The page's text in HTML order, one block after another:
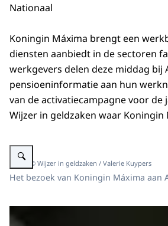
Nationaal
Koningin Máxima brengt een
diensten aanbiedt in de sectoren
werkgevers delen deze middag
pensioeninformatie aan hun
van de activatiecampagne voor
Wijzer in geldzaken waar
Vergroot afbeelding Koningin Máxima
Beeld: © Wijzer in geldzaken / Valerie Kuypers
Het bezoek van Koningin Máxima aan